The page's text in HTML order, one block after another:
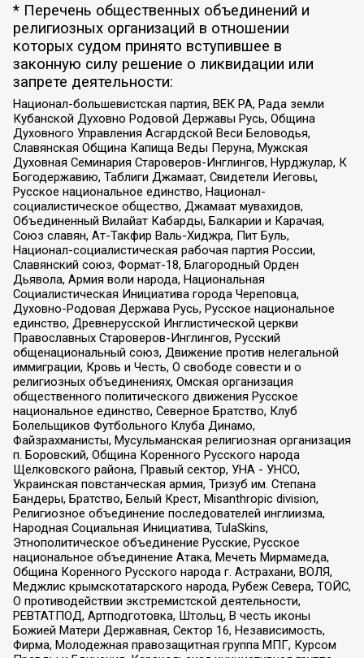
* Перечень общественных объединений и
религиозных организаций в отношении
которых судом принято вступившее в
законную силу решение о ликвидации или
запрете деятельности:
Национал-большевистская партия, ВЕК РА, Рада земли
Кубанской Духовно Родовой Державы Русь, Община
Духовного Управления Асгардской Веси Беловодья,
Славянская Община Капища Веды Перуна, Мужская
Духовная Семинария Староверов-Инглингов, Нурджулар, К
Богодержавию, Таблиги Джамаат, Свидетели Иеговы,
Русское национальное единство, Национал-
социалистическое общество, Джамаат мувахидов,
Объединенный Вилайат Кабарды, Балкарии и Карачая,
Союз славян, Ат-Такфир Валь-Хиджра, Пит Буль,
Национал-социалистическая рабочая партия России,
Славянский союз, Формат-18, Благородный Орден
Дьявола, Армия воли народа, Национальная
Социалистическая Инициатива города Череповца,
Духовно-Родовая Держава Русь, Русское национальное
единство, Древнерусской Инглистической церкви
Православных Староверов-Инглингов, Русский
общенациональный союз, Движение против нелегальной
иммиграции, Кровь и Честь, О свободе совести и о
религиозных объединениях, Омская организация
общественного политического движения Русское
национальное единство, Северное Братство, Клуб
Болельщиков Футбольного Клуба Динамо,
Файзрахманисты, Мусульманская религиозная организация
п. Боровский, Община Коренного Русского народа
Щелковского района, Правый сектор, УНА - УНСО,
Украинская повстанческая армия, Тризуб им. Степана
Бандеры, Братство, Белый Крест, Misanthropic division,
Религиозное объединение последователей инглиизма,
Народная Социальная Инициатива, TulaSkins,
Этнополитическое объединение Русские, Русское
национальное объединение Атака, Мечеть Мирмамеда,
Община Коренного Русского народа г. Астрахани, ВОЛЯ,
Меджлис крымскотатарского народа, Рубеж Севера, ТОЙС,
О противодействии экстремистской деятельности,
РЕВТАТПОД, Артподготовка, Штольц, В честь иконы
Божией Матери Державная, Сектор 16, Независимость,
Фирма, Молодежная правозащитная группа МПГ, Курсом